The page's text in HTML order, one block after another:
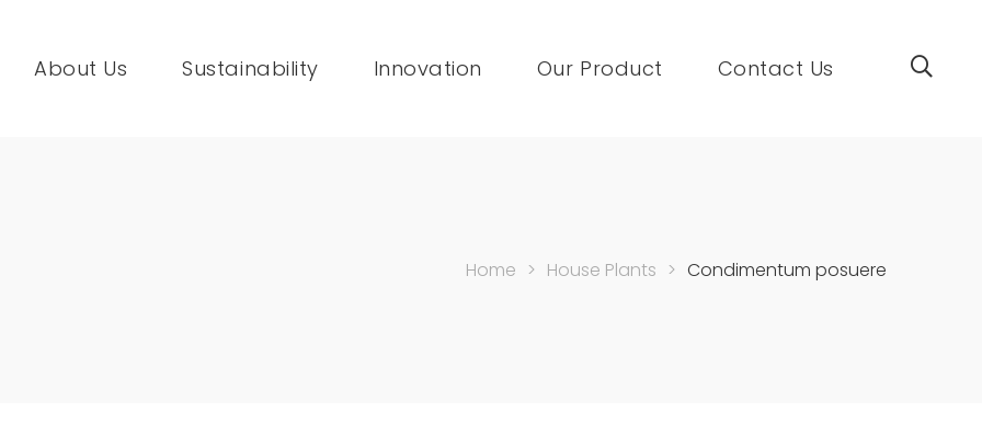
About Us Sustainability Innovation Our Product Contact Us
Home > House Plants > Condimentum posuere